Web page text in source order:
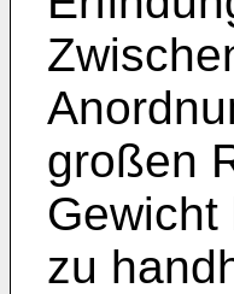
großen
zu